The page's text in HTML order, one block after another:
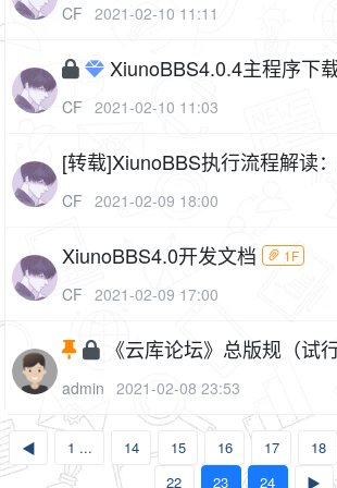
CF 2021-02-10 11:11
XiunoBBS4.0.4主程序下
程、常见问题汇总
CF 2021-02-10 11:03
[转载]XiunoBBS执行流程解读
ook、plugin、model、route、
CF 2021-02-09 18:00
XiunoBBS4.0开发文档 1F
CF 2021-02-09 17:00
《云库论坛》总版规（试行
admin 2021-02-08 23:53
◀ 1 ... 14 15 16 17 18
22
23 24 ▶